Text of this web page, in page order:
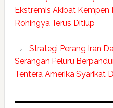
Ekstremis Akibat Kempen
Rohingya Terus Ditiup
Strategi Perang Iran
Serangan Peluru
Tentera Amerika Syarikat